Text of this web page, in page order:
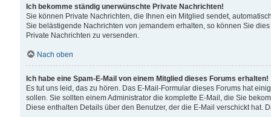
Ich bekomme ständig unerwünschte Private Nachrichten!
Sie können Private Nachrichten, die Ihnen ein Mitglied sendet,
Sie belästigende Nachrichten von jemandem erhalten, so können Sie
Private Nachrichten zu versenden.
Nach oben
Ich habe eine Spam-E-Mail von einem Mitglied dieses Forums erhalten!
Es tut uns leid, das zu hören. Das E-Mail-Formular dieses Forums hat
sollen. Sie sollten einem Administrator die komplette E-Mail, die Sie
Diese enthalten Details über den Benutzer, der die E-Mail verschickt hat.